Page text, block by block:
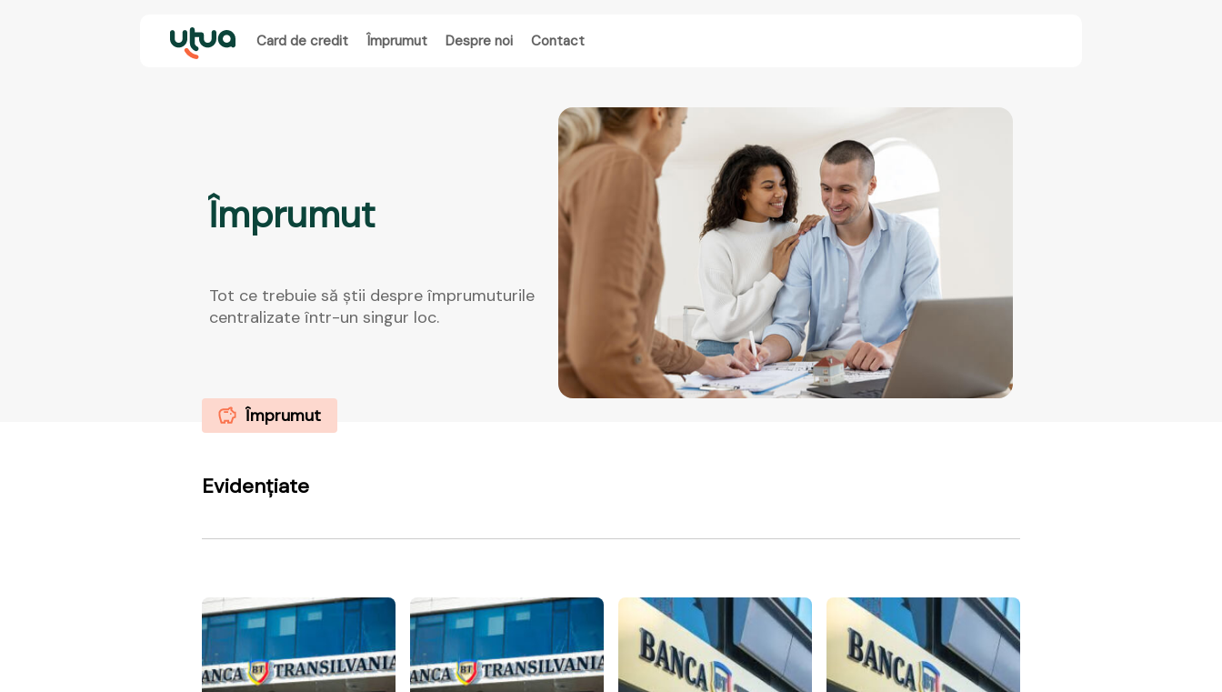
Card de credit Împrumut Despre noi Contact
Împrumut
Tot ce trebuie să știi despre împrumuturile
centralizate într-un singur loc.
Împrumut
Evidențiate